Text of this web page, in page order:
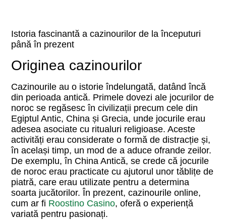
Istoria fascinantă a cazinourilor de la începuturi
până în prezent
Originea cazinourilor
Cazinourile au o istorie îndelungată, datând încă
din perioada antică. Primele dovezi ale jocurilor de
noroc se regăsesc în civilizații precum cele din
Egiptul Antic, China și Grecia, unde jocurile erau
adesea asociate cu ritualuri religioase. Aceste
activități erau considerate o formă de distracție și,
în același timp, un mod de a aduce ofrande zeilor.
De exemplu, în China Antică, se crede că jocurile
de noroc erau practicate cu ajutorul unor tăblițe de
piatră, care erau utilizate pentru a determina
soarta jucătorilor. În prezent, cazinourile online,
cum ar fi Roostino Casino, oferă o experiență
variată pentru pasionați.